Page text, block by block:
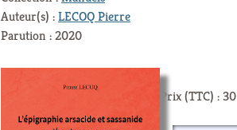
Auteur(s) :LECOQ Pierre
Parution : 2020
Prix (TTC) :